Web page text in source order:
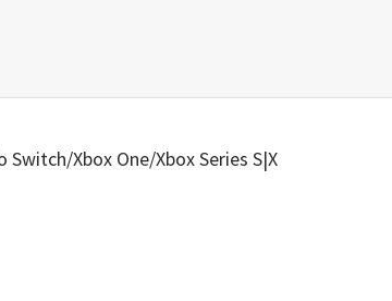
Xbox One/Xbox Series S|X